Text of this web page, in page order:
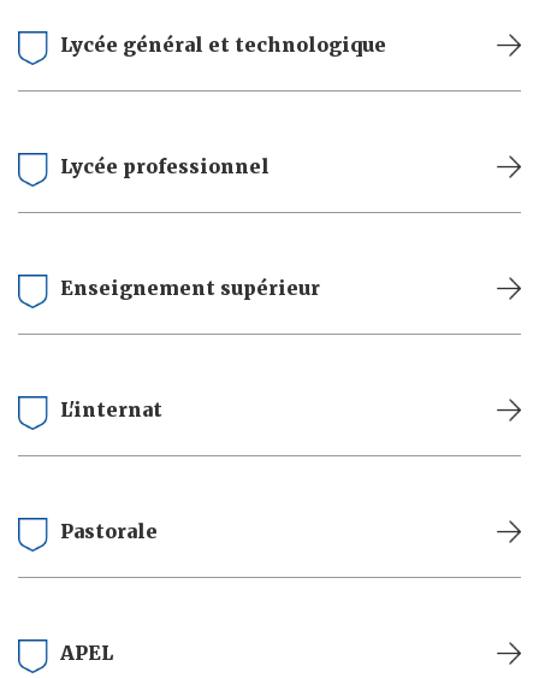
Lycée général et technologique
Lycée professionnel
Enseignement supérieur
L'internat
Pastorale
APEL